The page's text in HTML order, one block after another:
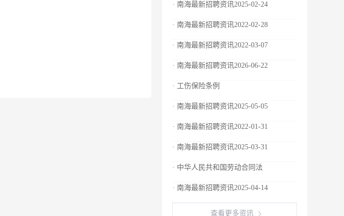
· 南海最新招聘资讯2025-02-24
· 南海最新招聘资讯2022-02-28
· 南海最新招聘资讯2022-03-07
· 南海最新招聘资讯2026-06-22
· 工伤保险条例
· 南海最新招聘资讯2025-05-05
· 南海最新招聘资讯2022-01-31
· 南海最新招聘资讯2025-03-31
· 中华人民共和国劳动合同法
· 南海最新招聘资讯2025-04-14
查看更多资讯